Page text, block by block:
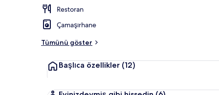
Restoran
Çamaşırhane
Tümünü göster
Başlıca özellikler (12)